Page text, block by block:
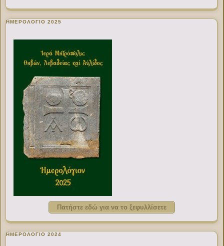
ΗΜΕΡΟΛΟΓΙΟ 2025
Πατήστε εδώ για να το ξεφυλλίσετε
ΗΜΕΡΟΛΟΓΙΟ 2024